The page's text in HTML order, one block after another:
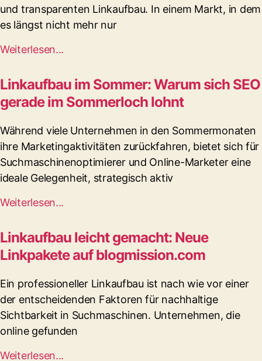
und transparenten Linkaufbau. In einem Markt, in dem
es längst nicht mehr nur
Weiterlesen...
Linkaufbau im Sommer: Warum sich SEO
gerade im Sommerloch lohnt
Während viele Unternehmen in den Sommermonaten
ihre Marketingaktivitäten zurückfahren, bietet sich für
Suchmaschinenoptimierer und Online-Marketer eine
ideale Gelegenheit, strategisch aktiv
Weiterlesen...
Linkaufbau leicht gemacht: Neue
Linkpakete auf blogmission.com
Ein professioneller Linkaufbau ist nach wie vor einer
der entscheidenden Faktoren für nachhaltige
Sichtbarkeit in Suchmaschinen. Unternehmen, die
online gefunden
Weiterlesen...